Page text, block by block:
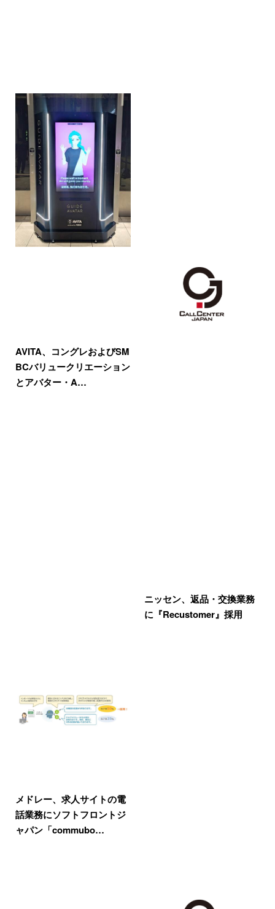
AVITA、コングレおよびSM
BCバリュークリエーション
とアバター・A…
ニッセン、返品・交換業務
に『Recustomer』採用
メドレー、求人サイトの電
話業務にソフトフロントジ
ャパン「commubo…